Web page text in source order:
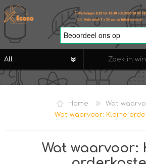
REGISTREREN
VERLANGLIJSTHome
Wat
Wat waarvoor: Kleine
Wat waarvoor: